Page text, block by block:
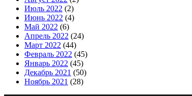
Июль 2022 (2)
Июнь 2022 (4)
Май 2022 (6)
Апрель 2022 (24)
Март 2022 (44)
Февраль 2022 (45)
Январь 2022 (45)
Декабрь 2021 (50)
Ноябрь 2021 (28)